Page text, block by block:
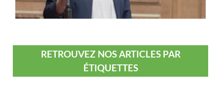
RETROUVEZ NOS ARTICLES PAR
ÉTIQUETTES